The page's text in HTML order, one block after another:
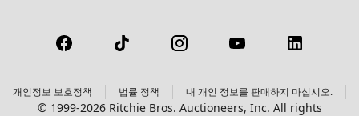
개인정보 보호정책 법률 정책 내 개인 정보를 판매하지 마십시오.
© 1999-2026 Ritchie Bros. Auctioneers, Inc. All rights